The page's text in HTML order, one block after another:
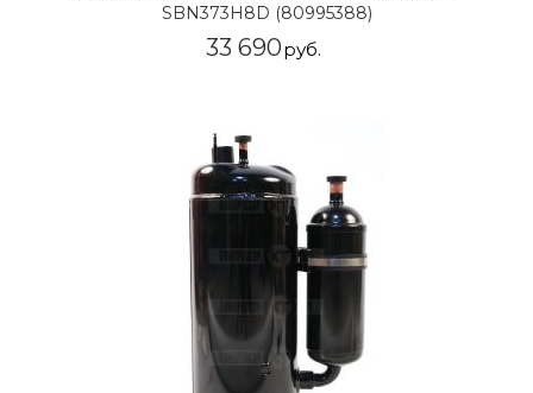
SBN373H8D (80995388)
33 690руб.